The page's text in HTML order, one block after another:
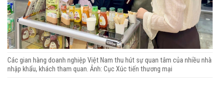
Các gian hàng doanh nghiệp Việt Nam thu hút sự quan tâm của nhiều nhà
nhập khẩu, khách tham quan. Ảnh: Cục Xúc tiến thương mại